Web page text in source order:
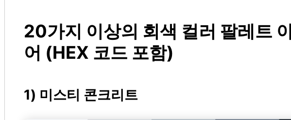
20가지 이상의 회색 컬러 팔레트
어 (HEX 코드 포함)
1) 미스티 콘크리트